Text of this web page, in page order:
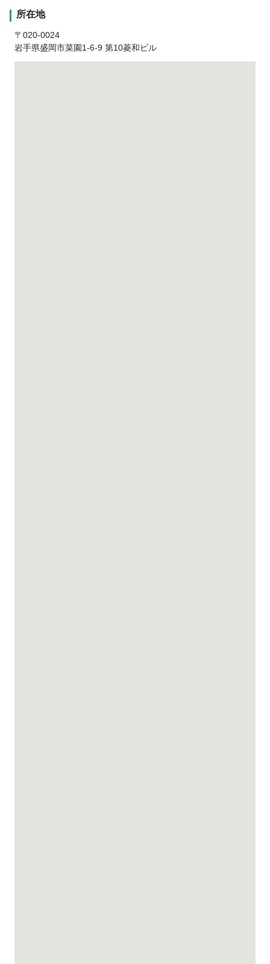
所在地
〒020-0024
岩手県盛岡市菜園1-6-9 第10菱和ビル